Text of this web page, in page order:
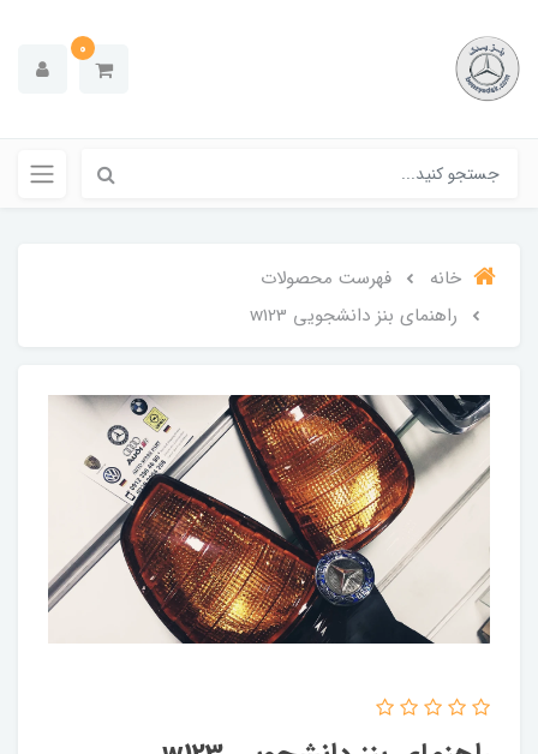
0
خانه
فهرست محصولات
راهنمای بنز دانشجویی w123